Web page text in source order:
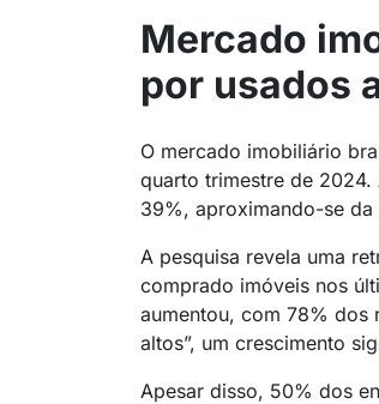
Mercado
por usados
O mercado imobiliário
quarto trimestre de
39%, aproximando-se
A pesquisa revela uma
comprado imóveis nos
aumentou, com 78% dos
altos”, um crescimento
Apesar disso, 50% dos